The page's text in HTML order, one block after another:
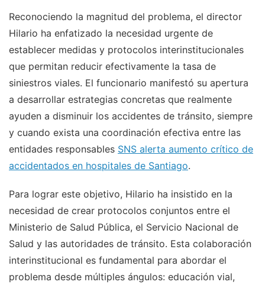
Reconociendo la magnitud del problema, el director
Hilario ha enfatizado la necesidad urgente de
establecer medidas y protocolos interinstitucionales
que permitan reducir efectivamente la tasa de
siniestros viales. El funcionario manifestó su apertura
a desarrollar estrategias concretas que realmente
ayuden a disminuir los accidentes de tránsito, siempre
y cuando exista una coordinación efectiva entre las
entidades responsables SNS alerta aumento crítico de
accidentados en hospitales de Santiago.
Para lograr este objetivo, Hilario ha insistido en la
necesidad de crear protocolos conjuntos entre el
Ministerio de Salud Pública, el Servicio Nacional de
Salud y las autoridades de tránsito. Esta colaboración
interinstitucional es fundamental para abordar el
problema desde múltiples ángulos: educación vial,